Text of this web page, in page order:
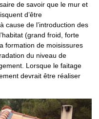
de savoir que le mur et
d’être
cause de l’introduction des
(grand froid, forte
formation de moisissures
du niveau de
Lorsque le faitage
devrait être réaliser